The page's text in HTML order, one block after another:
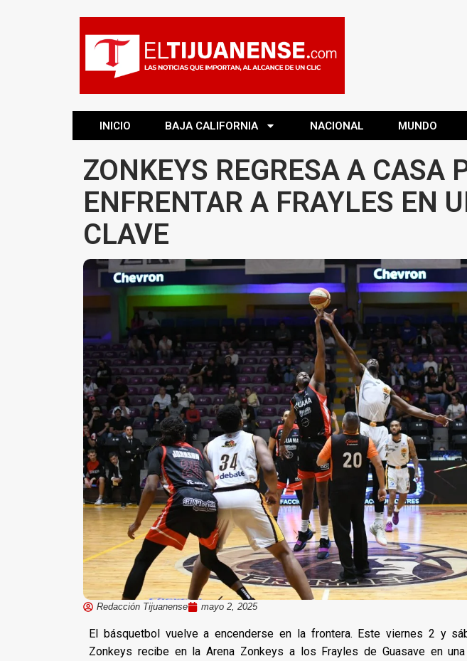
INICIO BAJA CALIFORNIA NACIONAL MUNDO
ZONKEYS REGRESA A CASA
ENFRENTAR A FRAYLES EN
CLAVE
Redacción Tijuanense mayo 2, 2025
El básquetbol vuelve a encenderse en la frontera. Este viernes 2 y
Zonkeys recibe en la Arena Zonkeys a los Frayles de Guasave en